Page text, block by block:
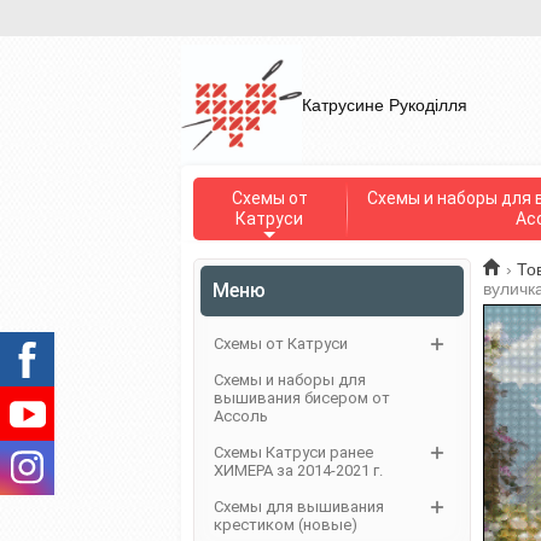
Катрусине Рукоділля
Схемы от
Катруси
Схемы и наборы для
›
Меню
Схемы от Катруси
Схемы и наборы для
вышивания бисером от
Ассоль
Схемы Катруси ранее
ХИМЕРА за 2014-2021 г.
Схемы для вышивания
крестиком (новые)